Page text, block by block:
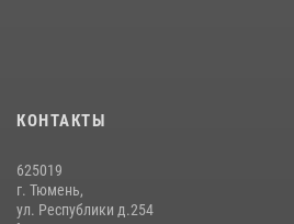
Сотрудники тюменского СОБР "Сова"
десантирования на Урале
КОНТАКТЫ
625019
г. Тюмень,
ул. Республики д.254